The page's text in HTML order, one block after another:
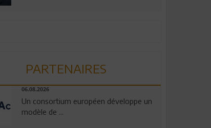
PARTENAIRES
06.08.2026
Un consortium européen développe un
modèle de ...